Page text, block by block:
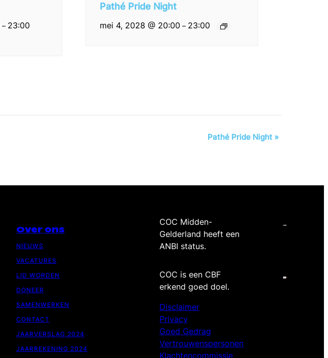
– 23:00
Pathé Pride Night
mei 4, 2028 @ 20:00 – 23:00
Pathé Pride Night »
Over ons
NIEUWS
VACATURES
LID WORDEN
DONEER
SAMENWERKEN
CONTACT
JAARVERSLAG 2024
JAARREKENING 2024
COC Midden-
Gelderland heeft een
ANBI status.
COC is een CBF
erkend goed doel.
Disclaimer
Privacy
Goed Gedrag
Vertrouwenspersonen
Klachtencommissie